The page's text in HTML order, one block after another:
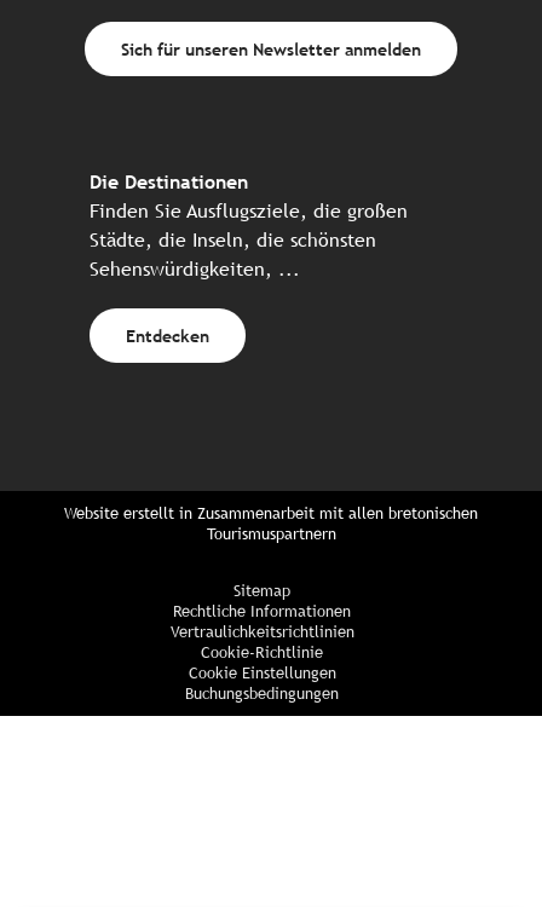
Sich für unseren Newsletter anmelden
Die Destinationen
Finden Sie Ausflugsziele, die großen
Städte, die Inseln, die schönsten
Sehenswürdigkeiten, ...
Entdecken
Website erstellt in Zusammenarbeit mit allen bretonischen
Tourismuspartnern
Sitemap
Rechtliche Informationen
Vertraulichkeitsrichtlinien
Cookie-Richtlinie
Cookie Einstellungen
Buchungsbedingungen